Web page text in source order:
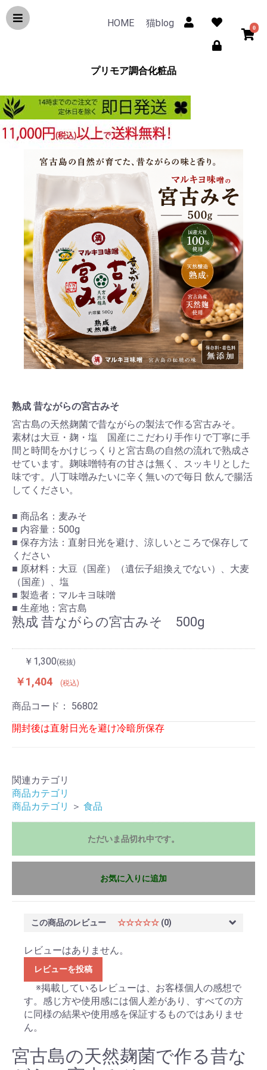
HOME 猫blog 0
プリモア調合化粧品
熟成 昔ながらの宮古みそ
宮古島の天然麹菌で昔ながらの製法で作る宮古みそ。
素材は大豆・麹・塩 国産にこだわり手作りで丁寧に手
間と時間をかけじっくりと宮古島の自然の流れで熟成さ
せています。麹味噌特有の甘さは無く、スッキリとした
味です。八丁味噌みたいに辛く無いので毎日 飲んで腸活
してください。
■ 商品名：麦みそ
■ 内容量：500g
■ 保存方法：直射日光を避け、涼しいところで保存して
ください
■ 原材料：大豆（国産）（遺伝子組換えでない）、大麦
（国産）、塩
■ 製造者：マルキヨ味噌
■ 生産地：宮古島
熟成 昔ながらの宮古みそ 500g
￥1,300(税抜)
￥1,404 (税込)
商品コード： 56802
開封後は直射日光を避け冷暗所保存
関連カテゴリ
商品カテゴリ
商品カテゴリ
＞ 食品
ただいま品切れ中です。
お気に入りに追加
この商品のレビュー ☆☆☆☆☆ (0)
レビューはありません。
レビューを投稿
※掲載しているレビューは、お客様個人の感想で
す。感じ方や使用感には個人差があり、すべての方
に同様の結果や使用感を保証するものではありませ
ん。
宮古島の天然麹菌で作る昔な